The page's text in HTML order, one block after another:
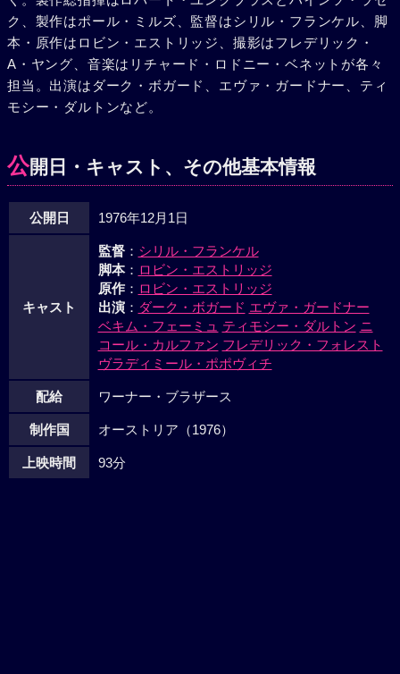
ク、製作はポール・ミルズ、監督はシリル・フランケル、脚
本・原作はロビン・エストリッジ、撮影はフレデリック・
A・ヤング、音楽はリチャード・ロドニー・ベネットが各々
担当。出演はダーク・ボガード、エヴァ・ガードナー、ティ
モシー・ダルトンなど。
公開日・キャスト、その他基本情報
公開日 1976年12月1日
キャスト
監督： シリル・フランケル
脚本： ロビン・エストリッジ
原作： ロビン・エストリッジ
出演： ダーク・ボガード エヴァ・ガードナー
ベキム・フェーミュ ティモシー・ダルトン ニ
コール・カルファン フレデリック・フォレスト
ヴラディミール・ポポヴィチ
配給 ワーナー・ブラザース
制作国 オーストリア（1976）
上映時間 93分